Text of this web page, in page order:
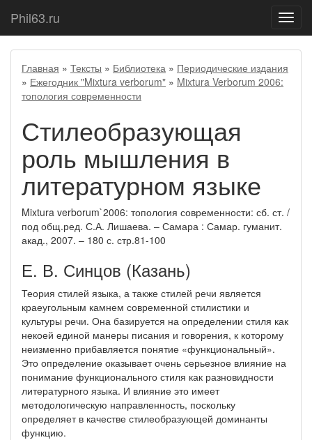
меню
Phil63.ru
Главная » Тексты » Библиотека » Периодические издания
» Ежегодник "Mixtura verborum" » Mixtura Verborum 2006:
топология современности
Стилеобразующая
роль мышления в
литературном языке
Mixtura verborum`2006: топология современности: сб. ст. /
под общ.ред. С.А. Лишаева. – Самара : Самар. гуманит.
акад., 2007. – 180 с. стр.81-100
Е. В. Синцов (Казань)
Теория стилей языка, а также стилей речи является
краеугольным камнем современной стилистики и
культуры речи. Она базируется на определении стиля как
некоей единой манеры писания и говорения, к которому
неизменно прибавляется понятие «функциональный».
Это определение оказывает очень серьезное влияние на
понимание функционального стиля как разновидности
литературного языка. И влияние это имеет
методологическую направленность, поскольку
определяет в качестве стилеобразующей доминанты
функцию.